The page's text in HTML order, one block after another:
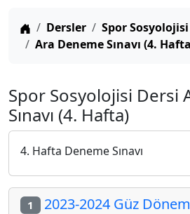
Anasayfa
Dersler
Spor Sosyolojisi
Ara Deneme Sınavı (4.
Spor Sosyolojisi Dersi
Sınavı (4. Hafta)
4. Hafta Deneme Sınavı
1 2023-2024 Güz